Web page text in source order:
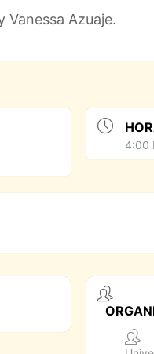
Vanessa Azuaje.
4:00